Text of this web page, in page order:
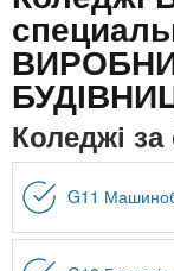
n
t
s
.
и
х
з
а
к
д
Коледжі
G11